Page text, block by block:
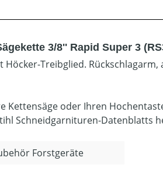
3/8'' Rapid Super 3
Höcker-Treibglied.
Kettensäge oder Ihren
Schneidgarnituren-Datenblatts
Forstgeräte